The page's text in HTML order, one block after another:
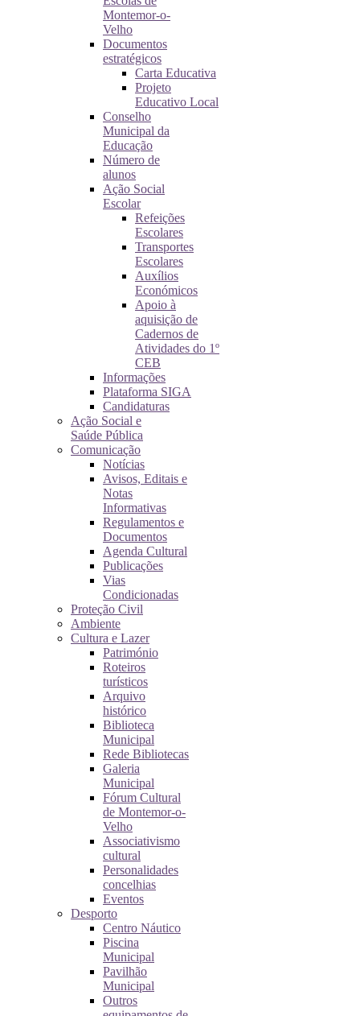
Montemor-o-
Velho
Documentos
estratégicos
Carta Educativa
Projeto
Educativo Local
Conselho
Municipal da
Educação
Número de
alunos
Ação Social
Escolar
Refeições
Escolares
Transportes
Escolares
Auxílios
Económicos
Apoio à
aquisição de
Cadernos de
Atividades do 1º
CEB
Informações
Plataforma SIGA
Candidaturas
Ação Social e
Saúde Pública
Comunicação
Notícias
Avisos, Editais e
Notas
Informativas
Regulamentos e
Documentos
Agenda Cultural
Publicações
Vias
Condicionadas
Proteção Civil
Ambiente
Cultura e Lazer
Património
Roteiros
turísticos
Arquivo
histórico
Biblioteca
Municipal
Rede Bibliotecas
Galeria
Municipal
Fórum Cultural
de Montemor-o-
Velho
Associativismo
cultural
Personalidades
concelhias
Eventos
Desporto
Centro Náutico
Piscina
Municipal
Pavilhão
Municipal
Outros